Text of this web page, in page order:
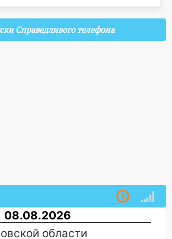
Справедливого телефона
08.08.2026
области